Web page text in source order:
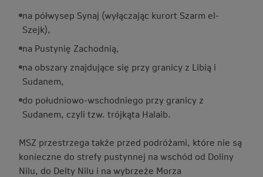
na półwysep Synaj (wyłączając kurort Szarm el-
Szejk),
na Pustynię Zachodnią,
na obszary znajdujące się przy granicy z Libią i
Sudanem,
do południowo-wschodniego przy granicy z
Sudanem, czyli tzw. trójkąta Halaib.
MSZ przestrzega także przed podróżami, które nie są
konieczne do strefy pustynnej na wschód od Doliny
Nilu, do Delty Nilu i na wybrzeże Morza